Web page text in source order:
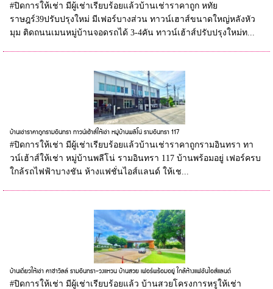
#ปิดการให้เช่า มีผู้เช่าเรียบร้อยแล้วบ้านเช่าราคาถูก หทัย
ราษฎร์39ปรับปรุงใหม่ มีเฟอร์บางส่วน ทาวน์เฮาส์ขนาดใหญ่หลังหัว
มุม ติดถนนเมนหมู่บ้านจอดรถได้ 3-4คัน ทาวน์เฮ้าส์ปรับปรุงใหม่ท...
บ้านเช่าราคาถูกรามอินทรา ทาวน์เฮ้าส์ให้เช่า หมู่บ้านพลีโน่ รามอินทรา 117
#ปิดการให้เช่า มีผู้เช่าเรียบร้อยแล้วบ้านเช่าราคาถูกรามอินทรา ทา
วน์เฮ้าส์ให้เช่า หมู่บ้านพลีโน่ รามอินทรา 117 บ้านพร้อมอยู่ เฟอร์ครบ
ใกล้รถไฟฟ้าบางชัน ห้างแฟชั่นไอส์แลนด์ ให้เช...
บ้านเดี่ยวให้เช่า คาซ่าวิลล์ รามอินทรา-วงแหวน บ้านสวย เฟอร์พร้อมอยู่ ใกล้ห้างแฟชันไอส์แลนด์
#ปิดการให้เช่า มีผู้เช่าเรียบร้อยแล้ว บ้านสวยโครงการหรูให้เช่า